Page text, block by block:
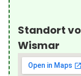
Standort
Wismar